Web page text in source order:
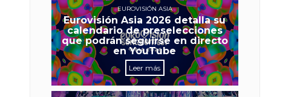
EUROVISIÓN ASIA
Eurovisión Asia 2026 detalla su
calendario de preselecciones
que podrán seguirse en directo
en YouTube
Leer más